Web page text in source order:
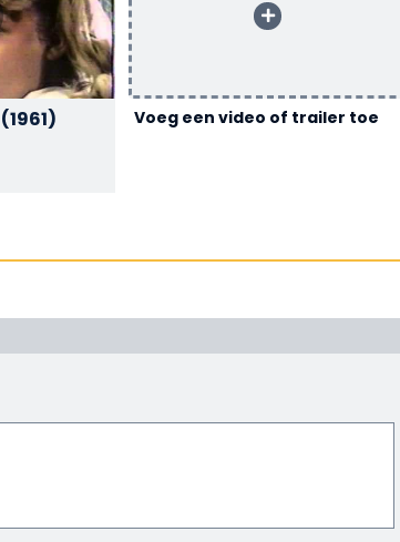
The Parent Trap (1961) Voeg een video of trailer toe